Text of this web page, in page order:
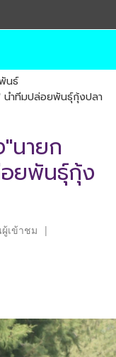
นธ์
นำทีมปล่อยพันธุ์กุ้งปลา
นายก
ยพันธุ์กุ้ง
เข้าชม |